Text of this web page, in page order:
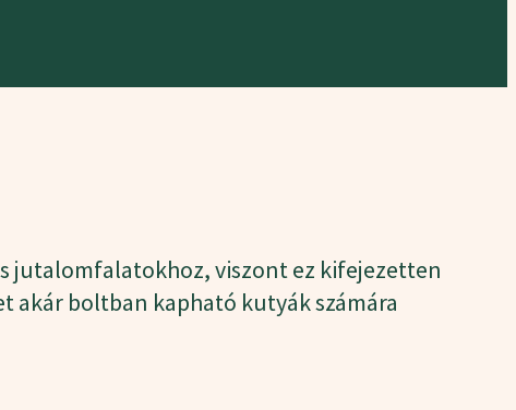
jutalomfalatokhoz, viszont ez kifejezetten
boltban kapható kutyák számára